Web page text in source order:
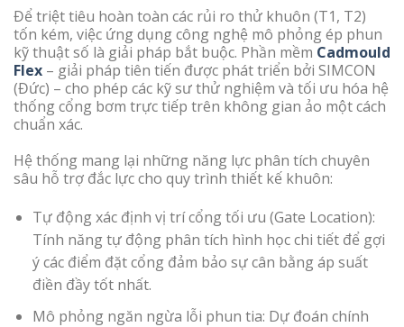
Để triệt tiêu hoàn toàn các rủi ro thử khuôn (T1, T2)
tốn kém, việc ứng dụng công nghệ mô phỏng ép phun
kỹ thuật số là giải pháp bắt buộc. Phần mềm Cadmould
Flex – giải pháp tiên tiến được phát triển bởi SIMCON
(Đức) – cho phép các kỹ sư thử nghiệm và tối ưu hóa hệ
thống cổng bơm trực tiếp trên không gian ảo một cách
chuẩn xác.
Hệ thống mang lại những năng lực phân tích chuyên
sâu hỗ trợ đắc lực cho quy trình thiết kế khuôn:
Tự động xác định vị trí cổng tối ưu (Gate Location):
Tính năng tự động phân tích hình học chi tiết để gợi
ý các điểm đặt cổng đảm bảo sự cân bằng áp suất
điền đầy tốt nhất.
Mô phỏng ngăn ngừa lỗi phun tia: Dự đoán chính